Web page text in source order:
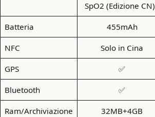
SpO2 (Edizione CN)
Batteria 455mAh
NFC Solo in Cina
GPS ✅
Bluetooth ✅
Ram/Archiviazione 32MB+4GB